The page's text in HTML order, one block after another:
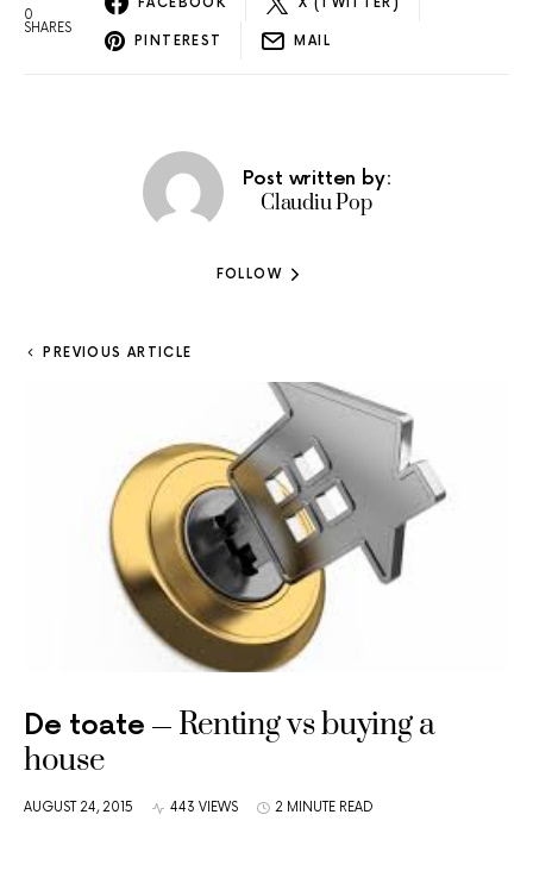
0
SHARES
PINTEREST MAIL
Post written by:
Claudiu Pop
FOLLOW
PREVIOUS ARTICLE
De toate
Renting vs buying a
house
AUGUST 24, 2015 443 VIEWS 2 MINUTE READ